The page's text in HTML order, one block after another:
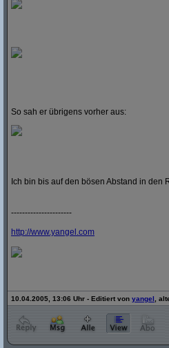
So sah er übrigens vorher aus:
Ich bin bis auf den bösen Abstand in den
----------------------
http://www.yangel.com
10.04.2005, 13:06 Uhr - Editiert von yangel ,